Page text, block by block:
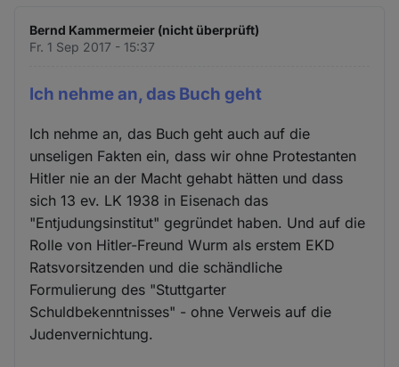
Bernd Kammermeier (nicht überprüft)
Fr. 1 Sep 2017 - 15:37
Ich nehme an, das Buch geht
Ich nehme an, das Buch geht auch auf die
unseligen Fakten ein, dass wir ohne Protestanten
Hitler nie an der Macht gehabt hätten und dass
sich 13 ev. LK 1938 in Eisenach das
"Entjudungsinstitut" gegründet haben. Und auf die
Rolle von Hitler-Freund Wurm als erstem EKD
Ratsvorsitzenden und die schändliche
Formulierung des "Stuttgarter
Schuldbekenntnisses" - ohne Verweis auf die
Judenvernichtung.